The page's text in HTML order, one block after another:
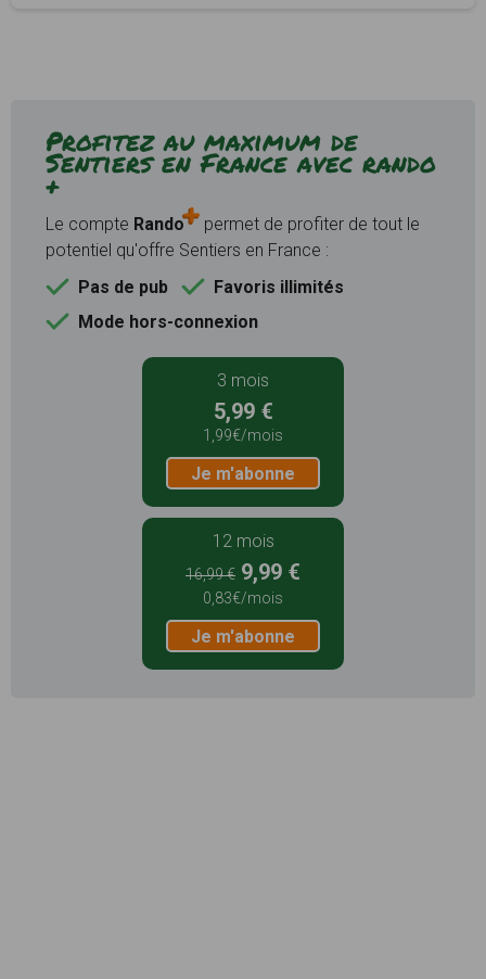
Profitez au maximum de
Sentiers en France avec rando
+
Le compte Rando
permet de profiter de tout le
potentiel qu'offre Sentiers en France :
Pas de pub
Favoris illimités
Mode hors-connexion
3 mois
5,99 €
1,99€/mois
Je m'abonne
12 mois
16,99 € 9,99 €
0,83€/mois
Je m'abonne